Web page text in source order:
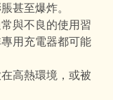
甚至爆炸。
與不良的使用習
用充電器都可能
高熱環境，或被